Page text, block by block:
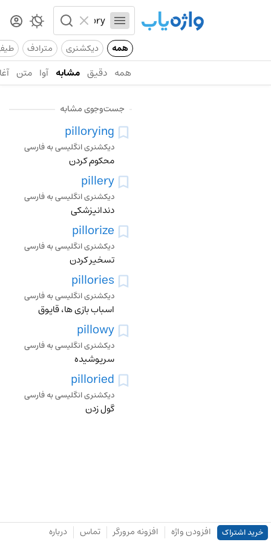
همه دیکشنری مترادف
همه دقیق مشابه آوا متن
جست‌وجوی مشابه
pillorying
دیکشنری انگلیسی به فارسی
محکوم کردن
pillery
دیکشنری انگلیسی به فارسی
دندانپزشکی
pillorize
دیکشنری انگلیسی به فارسی
تسخیر کردن
pillories
دیکشنری انگلیسی به فارسی
اسباب بازی ها، قاپوق
pillowy
دیکشنری انگلیسی به فارسی
سرپوشیده
pilloried
دیکشنری انگلیسی به فارسی
گول زدن
خرید اشتراک افزودن واژه افزونه مرورگر تماس درباره